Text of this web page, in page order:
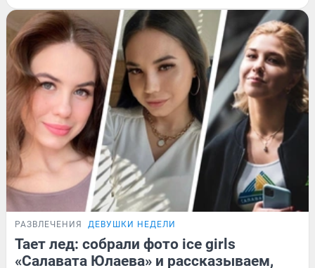
РАЗВЛЕЧЕНИЯ ДЕВУШКИ НЕДЕЛИ
Тает лед: собрали фото ice girls
«Салавата Юлаева» и рассказываем,